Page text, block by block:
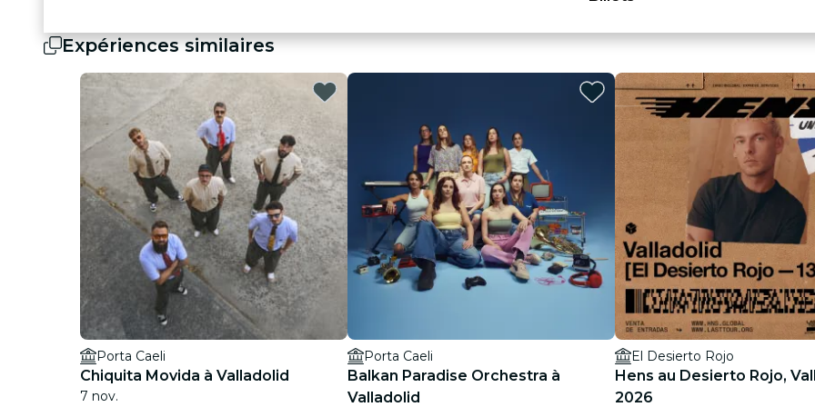
Expériences similaires
Porta Caeli
Chiquita Movida à Valladolid
7 nov.
Porta Caeli
Balkan Paradise Orchestra à
Valladolid
El Desierto Rojo
Hens au Desierto Rojo,
2026